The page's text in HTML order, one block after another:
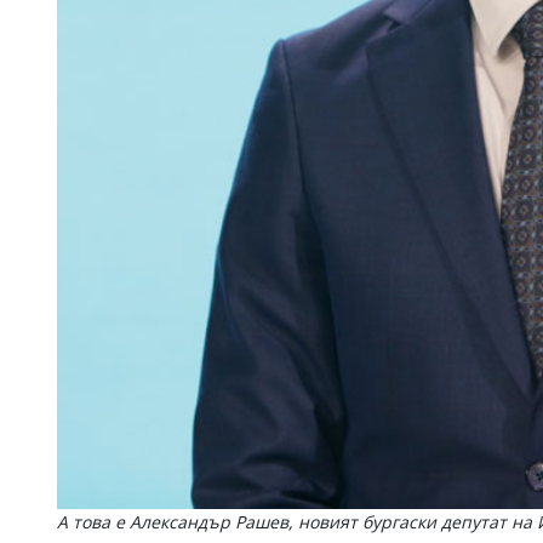
А това е Александър Рашев, новият бургаски депутат на